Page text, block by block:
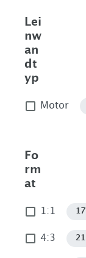
Lei
nw
an
dt
yp
Motor
Fo
rm
at
1:1 17
4:3 21